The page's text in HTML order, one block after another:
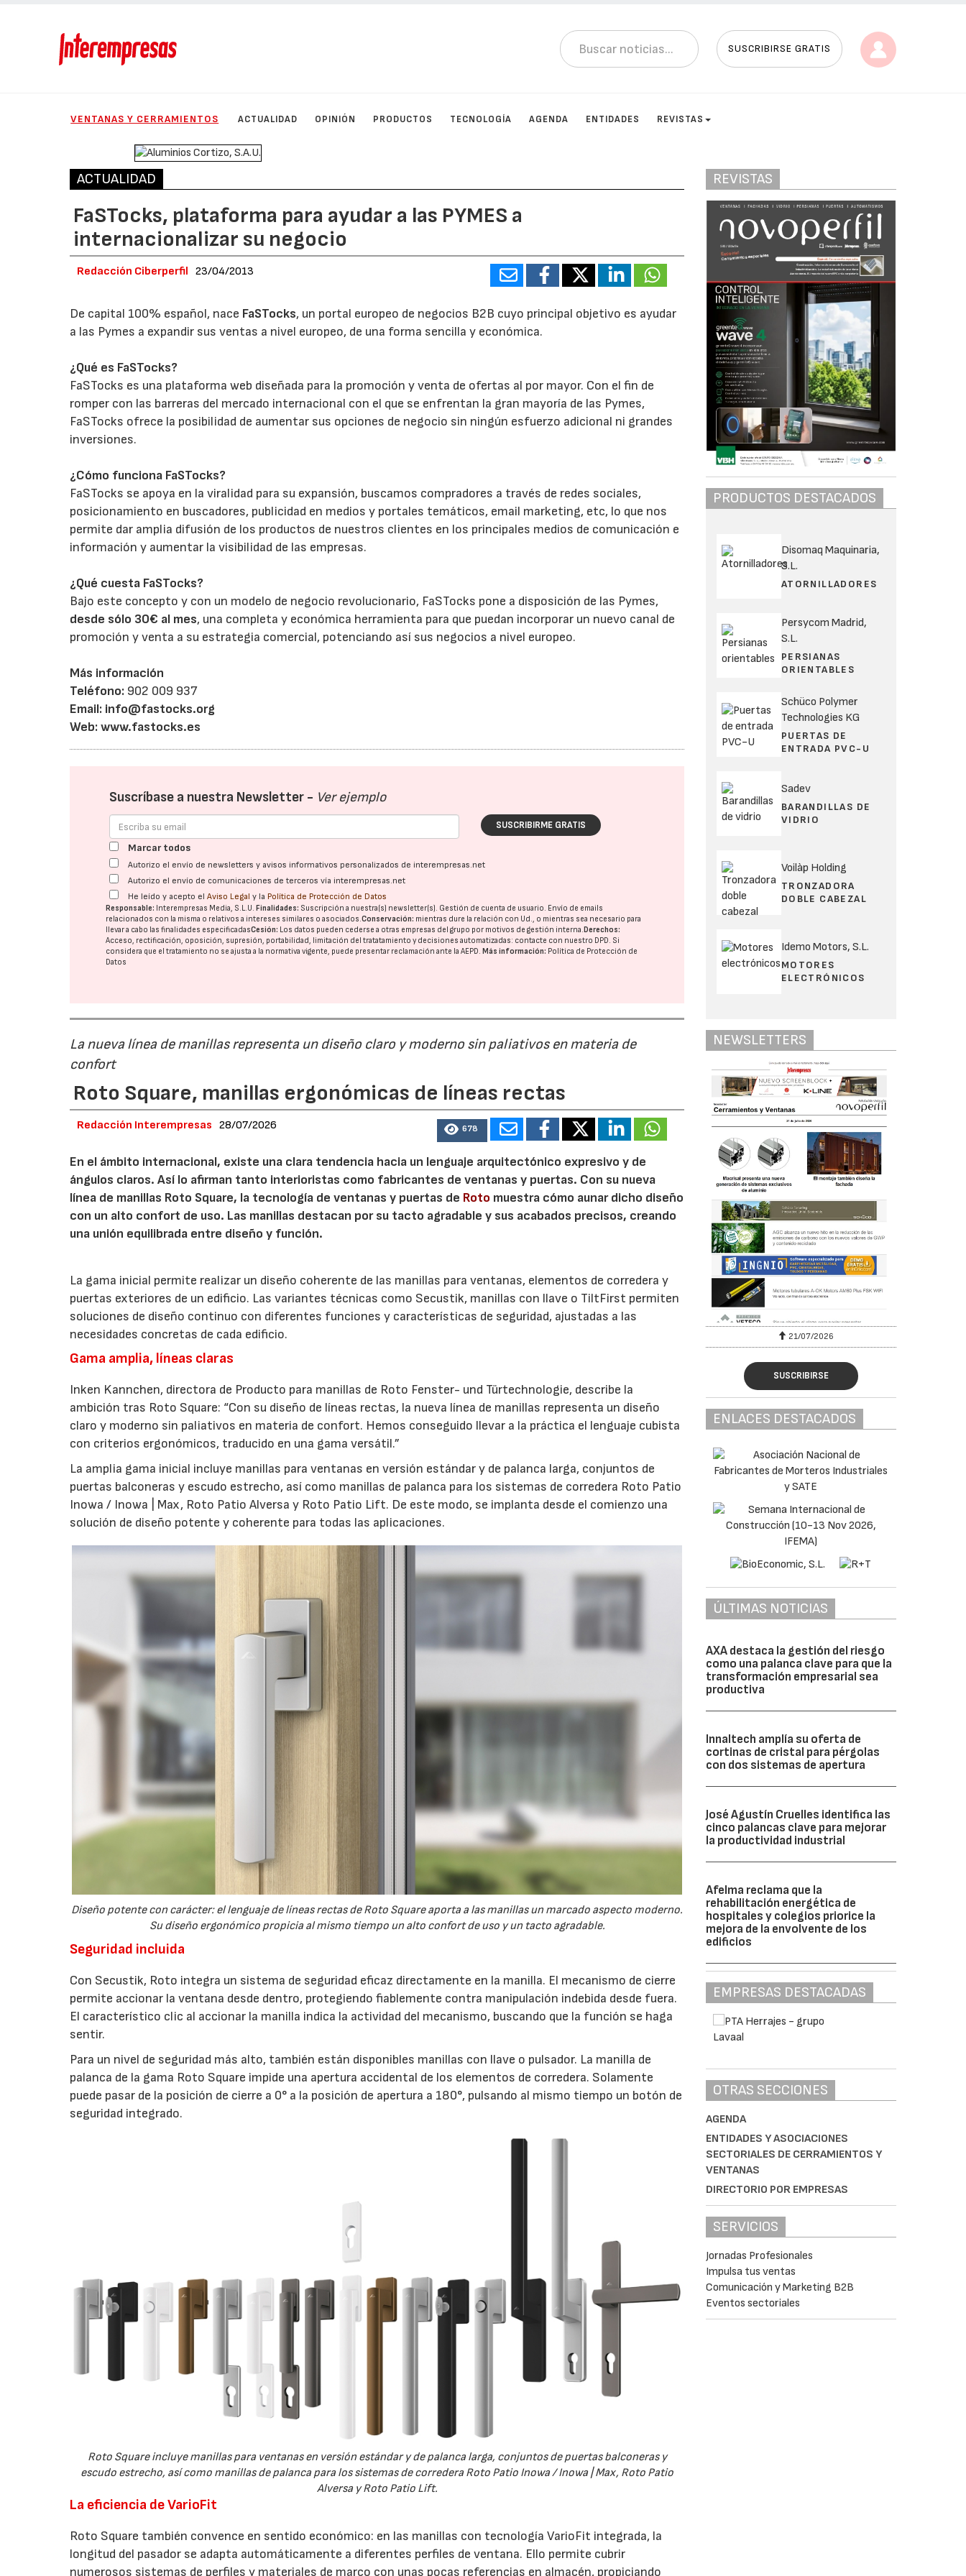
SUSCRIBIRSE GRATIS
VENTANAS Y CERRAMIENTOS ACTUALIDAD OPINIÓN PRODUCTOS TECNOLOGÍA AGENDA ENTIDADES REVISTAS
ACTUALIDAD
FaSTocks, plataforma para ayudar a las PYMES a
internacionalizar su negocio
Redacción Ciberperfil 23/04/2013
De capital 100% español, nace FaSTocks, un portal europeo de negocios B2B cuyo principal objetivo es ayudar
a las Pymes a expandir sus ventas a nivel europeo, de una forma sencilla y económica.
¿Qué es FaSTocks?
FaSTocks es una plataforma web diseñada para la promoción y venta de ofertas al por mayor. Con el fin de
romper con las barreras del mercado internacional con el que se enfrentan la gran mayoría de las Pymes,
FaSTocks ofrece la posibilidad de aumentar sus opciones de negocio sin ningún esfuerzo adicional ni grandes
inversiones.
¿Cómo funciona FaSTocks?
FaSTocks se apoya en la viralidad para su expansión, buscamos compradores a través de redes sociales,
posicionamiento en buscadores, publicidad en medios y portales temáticos, email marketing, etc, lo que nos
permite dar amplia difusión de los productos de nuestros clientes en los principales medios de comunicación e
información y aumentar la visibilidad de las empresas.
¿Qué cuesta FaSTocks?
Bajo este concepto y con un modelo de negocio revolucionario, FaSTocks pone a disposición de las Pymes,
desde sólo 30€ al mes, una completa y económica herramienta para que puedan incorporar un nuevo canal de
promoción y venta a su estrategia comercial, potenciando así sus negocios a nivel europeo.
Más información
Teléfono: 902 009 937
Email: info@fastocks.org
Web:www.fastocks.es
Suscríbase a nuestra Newsletter - Ver ejemplo
SUSCRIBIRME GRATIS
Marcar todos
Autorizo el envío de newsletters y avisos informativos personalizados de interempresas.net
Autorizo el envío de comunicaciones de terceros vía interempresas.net
He leído y acepto elAviso Legal y la Política de Protección de Datos
Responsable: Interempresas Media, S.L.U. Finalidades: Suscripción a nuestra(s) newsletter(s). Gestión de cuenta de usuario. Envío de emails
relacionados con la misma o relativos a intereses similares o asociados.Conservación: mientras dure la relación con Ud., o mientras sea necesario para
llevar a cabo las finalidades especificadasCesión: Los datos pueden cederse a otras empresas del grupo por motivos de gestión interna. Derechos:
Acceso, rectificación, oposición, supresión, portabilidad, limitación del tratatamiento y decisiones automatizadas: contacte con nuestro DPD. Si
considera que el tratamiento no se ajusta a la normativa vigente, puede presentar reclamación ante laAEPD. Más información: Política de Protección de
Datos
La nueva línea de manillas representa un diseño claro y moderno sin paliativos en materia de
confort
Roto Square, manillas ergonómicas de líneas rectas
Redacción Interempresas 28/07/2026 678
En el ámbito internacional, existe una clara tendencia hacia un lenguaje arquitectónico expresivo y de
ángulos claros. Así lo afirman tanto interioristas como fabricantes de ventanas y puertas. Con su nueva
línea de manillas Roto Square, la tecnología de ventanas y puertas de Roto muestra cómo aunar dicho diseño
con un alto confort de uso. Las manillas destacan por su tacto agradable y sus acabados precisos, creando
una unión equilibrada entre diseño y función.
La gama inicial permite realizar un diseño coherente de las manillas para ventanas, elementos de corredera y
puertas exteriores de un edificio. Las variantes técnicas como Secustik, manillas con llave o TiltFirst permiten
soluciones de diseño continuo con diferentes funciones y características de seguridad, ajustadas a las
necesidades concretas de cada edificio.
Gama amplia, líneas claras
Inken Kannchen, directora de Producto para manillas de Roto Fenster- und Türtechnologie, describe la
ambición tras Roto Square: “Con su diseño de líneas rectas, la nueva línea de manillas representa un diseño
claro y moderno sin paliativos en materia de confort. Hemos conseguido llevar a la práctica el lenguaje cubista
con criterios ergonómicos, traducido en una gama versátil.”
La amplia gama inicial incluye manillas para ventanas en versión estándar y de palanca larga, conjuntos de
puertas balconeras y escudo estrecho, así como manillas de palanca para los sistemas de corredera Roto Patio
Inowa / Inowa | Max, Roto Patio Alversa y Roto Patio Lift. De este modo, se implanta desde el comienzo una
solución de diseño potente y coherente para todas las aplicaciones.
Diseño potente con carácter: el lenguaje de líneas rectas de Roto Square aporta a las manillas un marcado aspecto moderno.
Su diseño ergonómico propicia al mismo tiempo un alto confort de uso y un tacto agradable.
Seguridad incluida
Con Secustik, Roto integra un sistema de seguridad eficaz directamente en la manilla. El mecanismo de cierre
permite accionar la ventana desde dentro, protegiendo fiablemente contra manipulación indebida desde fuera.
El característico clic al accionar la manilla indica la actividad del mecanismo, buscando que la función se haga
sentir.
Para un nivel de seguridad más alto, también están disponibles manillas con llave o pulsador. La manilla de
palanca de la gama Roto Square impide una apertura accidental de los elementos de corredera. Solamente
puede pasar de la posición de cierre a 0° a la posición de apertura a 180°, pulsando al mismo tiempo un botón de
seguridad integrado.
Roto Square incluye manillas para ventanas en versión estándar y de palanca larga, conjuntos de puertas balconeras y
escudo estrecho, así como manillas de palanca para los sistemas de corredera Roto Patio Inowa / Inowa | Max, Roto Patio
Alversa y Roto Patio Lift.
La eficiencia de VarioFit
Roto Square también convence en sentido económico: en las manillas con tecnología VarioFit integrada, la
longitud del pasador se adapta automáticamente a diferentes perfiles de ventana. Ello permite cubrir
numerosos sistemas de perfiles y materiales de marco con unas pocas referencias en almacén, propiciando
REVISTAS
PRODUCTOS DESTACADOS
Disomaq Maquinaria,
S.L.
ATORNILLADORES
Persycom Madrid,
S.L.
PERSIANAS
ORIENTABLES
Schüco Polymer
Technologies KG
PUERTAS DE
ENTRADA PVC-U
Sadev
BARANDILLAS DE
VIDRIO
Voilàp Holding
TRONZADORA
DOBLE CABEZAL
Idemo Motors, S.L.
MOTORES
ELECTRÓNICOS
NEWSLETTERS
21/07/2026
SUSCRIBIRSE
ENLACES DESTACADOS
ÚLTIMAS NOTICIAS
AXA destaca la gestión del riesgo
como una palanca clave para que la
transformación empresarial sea
productiva
Innaltech amplía su oferta de
cortinas de cristal para pérgolas
con dos sistemas de apertura
José Agustín Cruelles identifica las
cinco palancas clave para mejorar
la productividad industrial
Afelma reclama que la
rehabilitación energética de
hospitales y colegios priorice la
mejora de la envolvente de los
edificios
EMPRESAS DESTACADAS
OTRAS SECCIONES
AGENDA
ENTIDADES Y ASOCIACIONES
SECTORIALES DE CERRAMIENTOS Y
VENTANAS
DIRECTORIO POR EMPRESAS
SERVICIOS
Jornadas Profesionales
Impulsa tus ventas
Comunicación y Marketing B2B
Eventos sectoriales